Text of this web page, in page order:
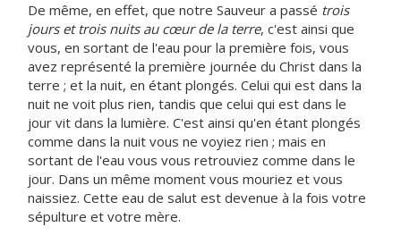
De même, en effet, que notre Sauveur a passé trois
jours et trois nuits au cœur de la terre, c'est ainsi que
vous, en sortant de l'eau pour la première fois, vous
avez représenté la première journée du Christ dans la
terre ; et la nuit, en étant plongés. Celui qui est dans la
nuit ne voit plus rien, tandis que celui qui est dans le
jour vit dans la lumière. C'est ainsi qu'en étant plongés
comme dans la nuit vous ne voyiez rien ; mais en
sortant de l'eau vous vous retrouviez comme dans le
jour. Dans un même moment vous mouriez et vous
naissiez. Cette eau de salut est devenue à la fois votre
sépulture et votre mère.